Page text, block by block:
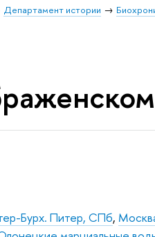
Департамент истории
Бурх. Питер, СПб,